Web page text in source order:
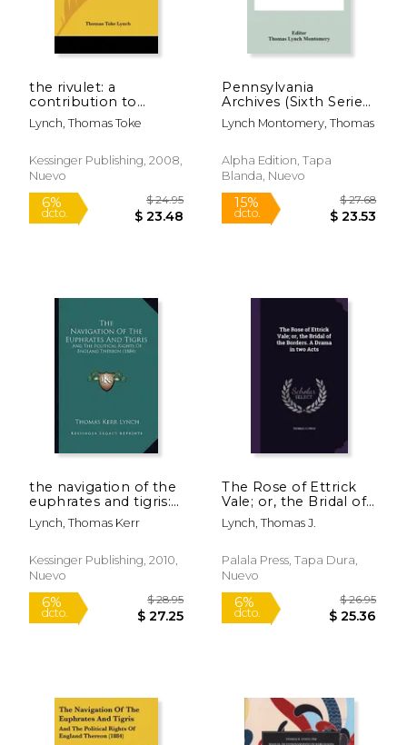
$ 22.95
6%
dcto.
15%
dcto.
the rivulet: a
contribution to
sacred song (1883)
(en Inglés)
Lynch, Thomas Toke
Kessinger Publishing, 2008,
Nuevo
Pennsylvania
Archives (Sixth Series)
(Volume Vi) (en
Inglés)
Lynch Montomery, Thomas
Alpha Edition, Tapa
Blanda, Nuevo
the navigation of the
euphrates and tigris:
and the political
rights of england
Inglés)
Lynch, Thomas Kerr
Kessinger Publishing, 2010,
Nuevo
The Rose of Ettrick
Vale; or, the Bridal of
the Borders. A Drama
in two Acts (en
Lynch, Thomas J.
Palala Press, Tapa Dura,
Nuevo